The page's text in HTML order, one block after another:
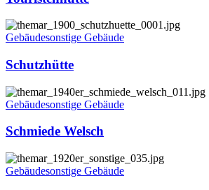
Schutzhütte
Gebäudesonstige Gebäude
Schutzhütte
Schmiede
Welsch
Gebäudesonstige Gebäude
Schmiede Welsch
Schmiede
Kühnhold
Gebäudesonstige Gebäude